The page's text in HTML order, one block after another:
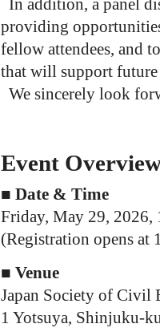
In addition, a panel
providing
fellow attendees, and
that will support future
We sincerely look
Event
■ Date & Time
Friday, May 29, 2026,
(Registration opens at
■ Venue
Japan Society of Civil
1 Yotsuya, Shinjuku-